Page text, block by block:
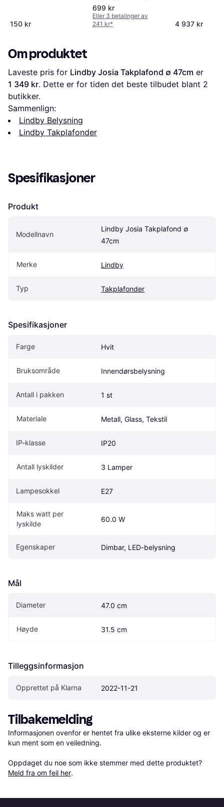
150 kr
Takplafond ∅ 27.5cm
699 kr
Eller 3 betalinger av
241 kr* 4 937 kr
Om produktet
Laveste pris for Lindby Josia Takplafond ∅ 47cm
1 349 kr. Dette er for tiden det beste tilbudet blant 2
butikker.
Sammenlign:
Lindby Belysning
Lindby Takplafonder
Spesifikasjoner
Produkt
Modellnavn
Lindby Josia Takplafond ∅
47cm
Merke Lindby
Typ Takplafonder
Spesifikasjoner
Farge Hvit
Bruksområde Innendørsbelysning
Antall i pakken 1 st
Materiale Metall, Glass, Tekstil
IP-klasse IP20
Antall lyskilder 3 Lamper
Lampesokkel E27
Maks watt per
lyskilde
60.0 W
Egenskaper Dimbar, LED-belysning
Mål
Diameter 47.0 cm
Høyde 31.5 cm
Tilleggsinformasjon
Opprettet på Klarna 2022-11-21
Tilbakemelding
Informasjonen ovenfor er hentet fra ulike eksterne kilder og er
kun ment som en veiledning.
Oppdaget du noe som ikke stemmer med dette produktet?
Meld fra om feil her.